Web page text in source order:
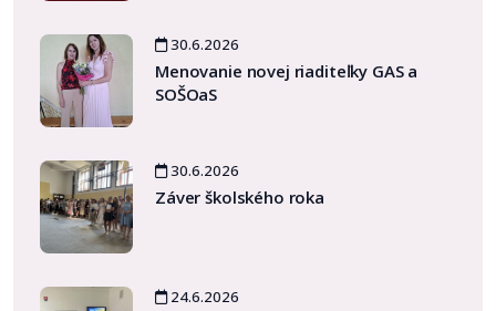
30.6.2026
Menovanie novej riaditeľky GAS a
SOŠOaS
30.6.2026
Záver školského roka
24.6.2026